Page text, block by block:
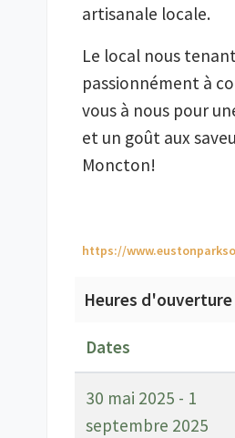
artisanale locale.
Le local nous
passionnément à
vous à nous pour
et un goût aux
Moncton!
https://
Heures d'ouverture
Dates
30 mai 2025 - 1
septembre 2025